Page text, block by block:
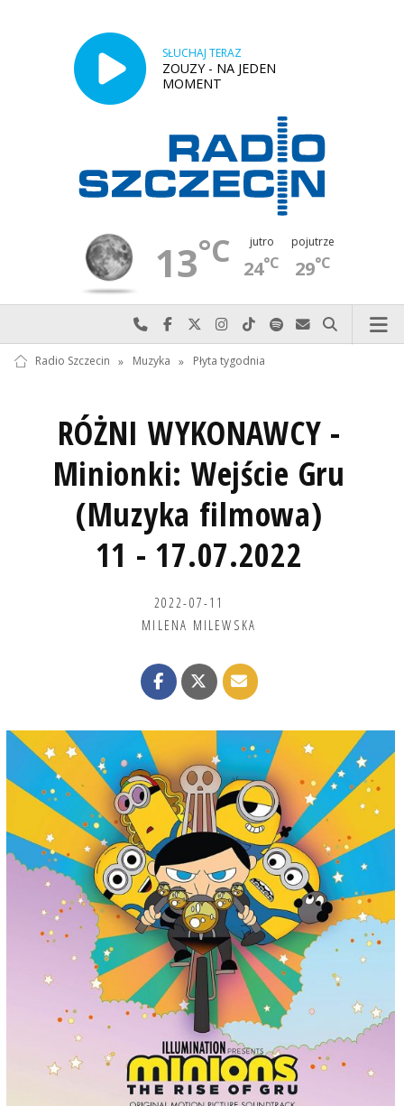
SŁUCHAJ TERAZ
ZOUZY - NA JEDEN
MOMENT
13°C jutro
24°C
pojutrze
29°C
Najlepiej po prostu do nas zadzwoń
Odwiedź nas na Facebook-u
Odwiedź nas na X
Odwiedź nas na Instagram-ie
Odwiedź nas na TikTok-u
Szukaj nas na Spotify
Wyślij do nas
Szukaj
Radio Szczecin » Muzyka » Płyta tygodnia
RÓŻNI WYKONAWCY -
Minionki: Wejście Gru
(Muzyka filmowa)
11 - 17.07.2022
2022-07-11
MILENA MILEWSKA